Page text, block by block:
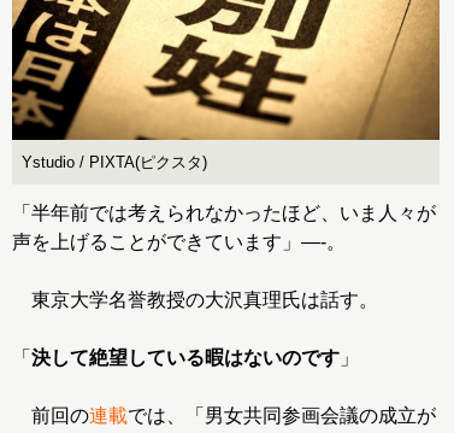
Ystudio / PIXTA(ピクスタ)
「半年前では考えられなかったほど、いま人々が
声を上げることができています」—-。
東京大学名誉教授の大沢真理氏は話す。
「 決して絶望している暇はないのです 」
前回の連載では、「男女共同参画会議の成立が